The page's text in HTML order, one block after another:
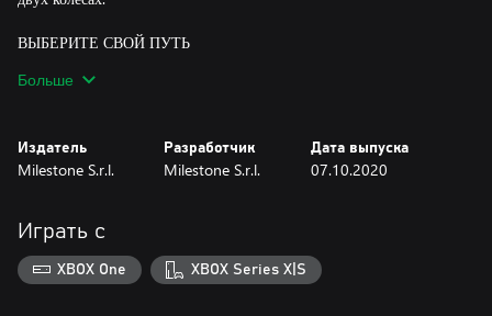
ВЫБЕРИТЕ СВОЙ ПУТЬ
приключении: выберите свой путь к успеху от местных
множестве различных событий. Вы даже можете стать
официальным испытателем новых моделей самых известных
ЦИКЛЫ ДНЯ/НОЧИ, СМЕНА ПОГОДЫ И ГОНКИ НА
ВЫНОСЛИВОСТЬ
RIDE 4 использует динамическую систему смены погодных
Больше
Издатель
Milestone S.r.l.
Разработчик
Milestone S.r.l.
Дата выпуска
07.10.2020
Играть с
XBOX One XBOX Series X|S